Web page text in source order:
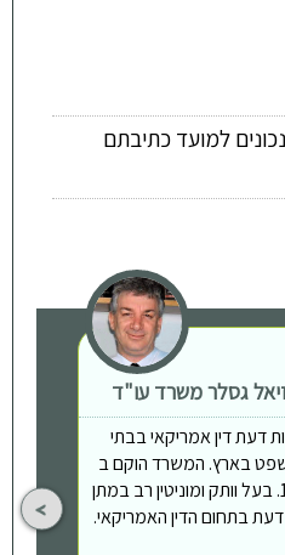
למועד כתיבתם
גסלר משרד עו"ד
דעת דין אמריקאי בבתי
בארץ. המשרד הוקם ב
1995. בעל וותק ומוניטין רב במתן
דעת בתחום הדין האמריקאי.